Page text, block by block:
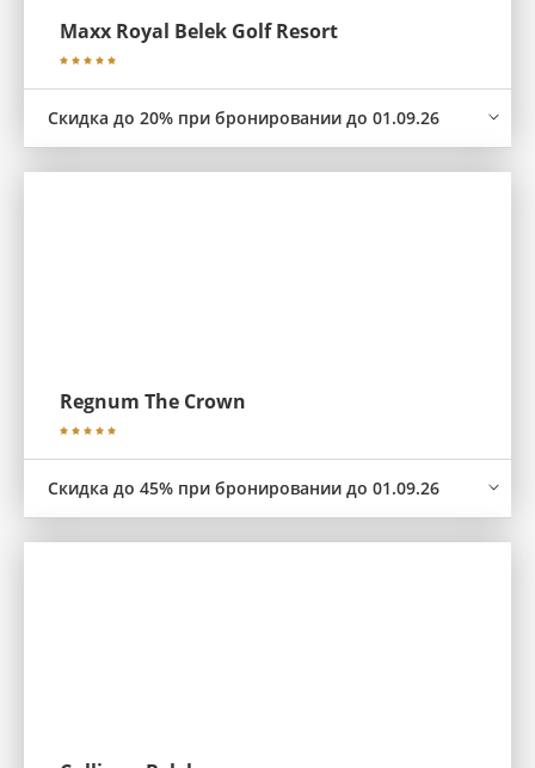
Maxx Royal Belek Golf Resort
Скидка до 20% при бронировании до 01.09.26
Regnum The Crown
Скидка до 45% при бронировании до 01.09.26